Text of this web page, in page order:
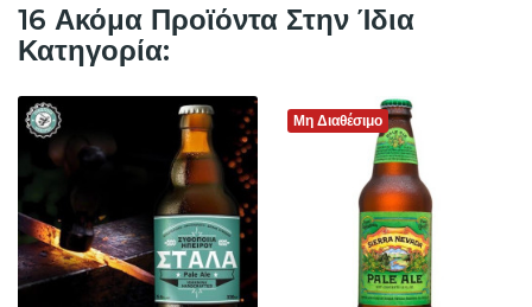
16 Ακόμα Προϊόντα Στην Ίδια
Κατηγορία:
Μη Διαθέσιμο